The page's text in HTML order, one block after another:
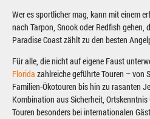
Wer es sportlicher mag, kann mit einem
nach Tarpon, Snook oder Redfish gehen,
Paradise Coast zählt zu den besten
Für alle, die nicht auf eigene Faust
Florida zahlreiche geführte Touren – von
Familien-Ökotouren bis hin zu rasanten
Kombination aus Sicherheit,
Touren besonders bei internationalen